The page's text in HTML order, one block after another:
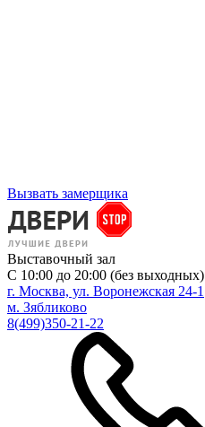
Вызвать замерщика
Выставочный зал
С 10:00 до 20:00 (без выходных)
г. Москва, ул. Воронежская 24-1
м. Зябликово
8(499)350-21-22